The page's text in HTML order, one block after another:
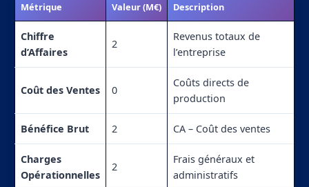
Métrique Valeur (M€) Description
Chiffre
d’Affaires
2
Revenus totaux de
l’entreprise
Coût des Ventes 0
Coûts directs de
production
Bénéfice Brut 2 CA – Coût des ventes
Charges
Opérationnelles
2
Frais généraux et
administratifs